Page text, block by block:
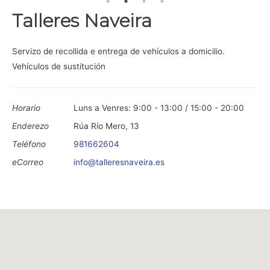
Talleres Naveira
Servizo de recollida e entrega de vehículos a domicilio.
Vehículos de sustitución
Horario
Luns a Venres: 9:00 - 13:00 / 15:00 - 20:00
Enderezo
Rúa Río Mero, 13
Teléfono
981662604
eCorreo
info@talleresnaveira.es